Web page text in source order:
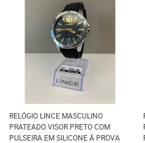
RELÓGIO LINCE MASCULINO
PRATEADO VISOR PRETO COM
PULSEIRA EM SILICONE Á PROVA